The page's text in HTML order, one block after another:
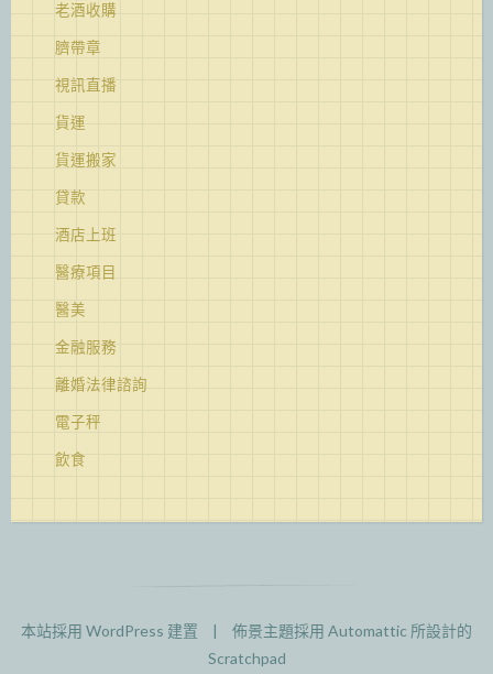
老酒收購
臍帶章
視訊直播
貨運
貨運搬家
貸款
酒店上班
醫療項目
醫美
金融服務
離婚法律諮詢
電子秤
飲食
本站採用 WordPress 建置 | 佈景主題採用 Automattic 所設計的
Scratchpad